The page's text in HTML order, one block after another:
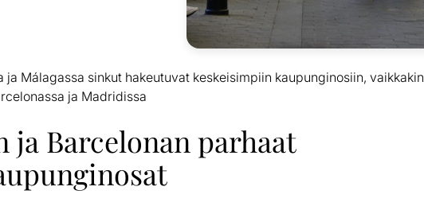
ja Málagassa sinkut hakeutuvat keskeisimpiin kaupunginosiin, vaikkakin
ja Madridissa
ja Barcelonan parhaat